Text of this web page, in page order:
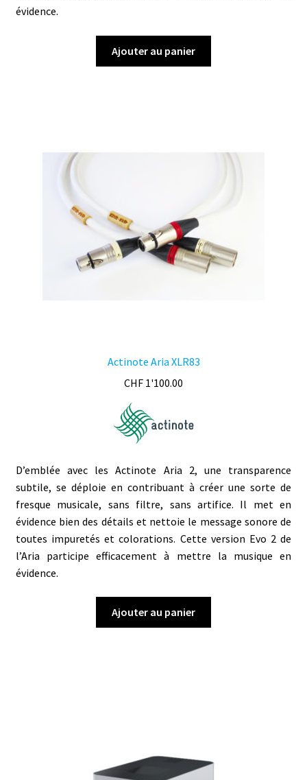
évidence.
Ajouter au panier
Actinote Aria XLR83
CHF 1'100.00
D’emblée avec les Actinote Aria 2, une transparence
subtile, se déploie en contribuant à créer une sorte de
fresque musicale, sans filtre, sans artifice. Il met en
évidence bien des détails et nettoie le message sonore de
toutes impuretés et colorations. Cette version Evo 2 de
l’Aria participe efficacement à mettre la musique en
évidence.
Ajouter au panier